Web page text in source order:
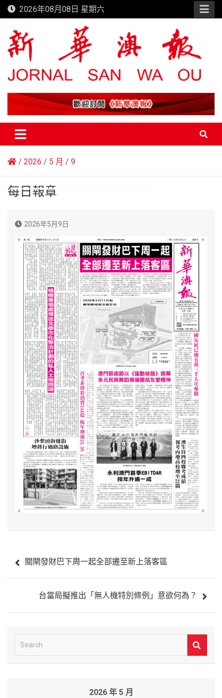
Skip
to
content
2026年08月08日 星期六
新華澳報
2026 5 月 9
每日報章
2026年5月9日
章
關閘發財巴下周一起全部遷至新上落客區
台當局擬推出「無人機特別條例」意欲何為？
e
2026 年 5 月